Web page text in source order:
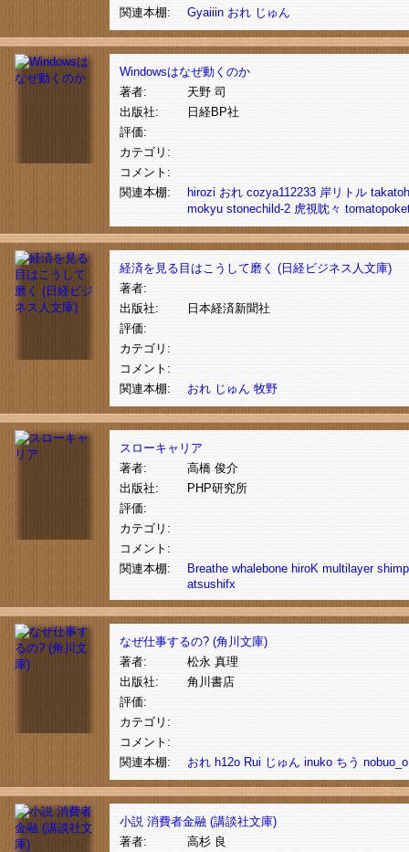
関連本棚:
Gyaiiin おれ じゅん
Windowsはなぜ動くのか
著者:
天野 司
出版社:
日経BP社
評価:
カテゴリ:
コメント:
関連本棚:
hirozi おれ cozya112233 岸リトル takatoh
mokyu stonechild-2 虎視眈々
経済を見る目はこうして磨く (日経ビジネス人文庫)
著者:
出版社:
日本経済新聞社
評価:
カテゴリ:
コメント:
関連本棚:
おれ じゅん 牧野
スローキャリア
著者:
高橋 俊介
出版社:
PHP研究所
評価:
カテゴリ:
コメント:
関連本棚:
Breathe whalebone hiroK multilayer
atsushifx
なぜ仕事するの? (角川文庫)
著者:
松永 真理
出版社:
角川書店
評価:
カテゴリ:
コメント:
関連本棚:
おれ h12o Rui じゅん inuko ちう nobuo_o
小説 消費者金融 (講談社文庫)
著者:
高杉 良